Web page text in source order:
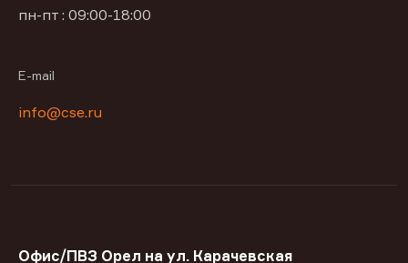
пн-пт : 09:00-18:00
E-mail
info@cse.ru
Офис/ПВЗ Орел на ул. Карачевская